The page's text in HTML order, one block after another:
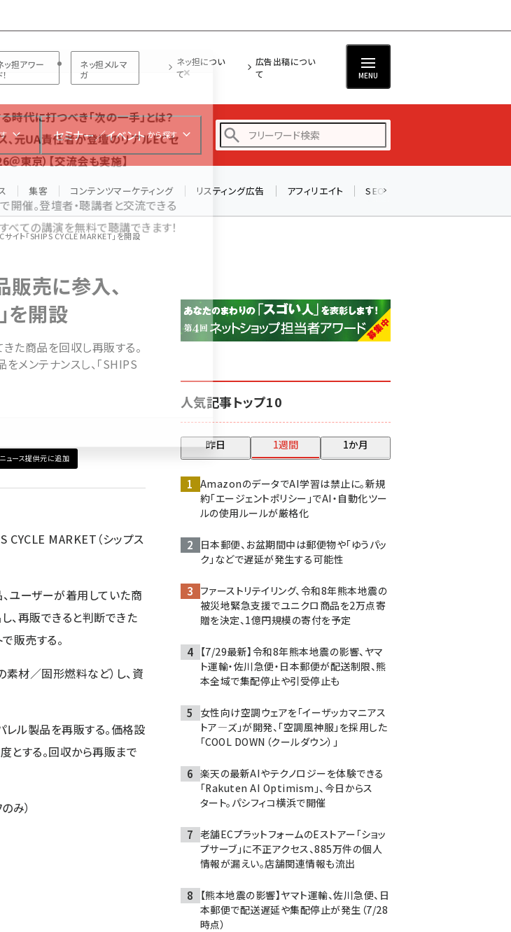
ッ担アワー
ネッ担メルマ
ガ
ネッ担につい
て
広告出稿につい
て
MENU
セミナー／イベント から探す
アスクル (1122)
base (1081)
集客 コンテンツマーケティング リスティング広告 アフィリエイト SEO
イト「SHIPS CYCLE MARKET」を開設
売に参入、
を開設
た商品を回収し再販する。
メンテナンスし、「SHIPS
ュース提供元に追加
CYCLE MARKET（シップス
ユーザーが着用していた商
、再販できると判断できた
販売する。
材／固形燃料など）し、資
レル製品を再販する。価格設
する。回収から再販まで
み）
人気記事トップ10
昨日 1週間 1か月
AmazonのデータでAI学習は禁止に。新規
約「エージェントポリシー」でAI・自動化ツー
ルの使用ルールが厳格化
日本郵便、お盆期間中は郵便物や「ゆうパッ
ク」などで遅延が発生する可能性
ファーストリテイリング、令和8年熊本地震の
被災地緊急支援でユニクロ商品を2万点寄
贈を決定、1億円規模の寄付を予定
【7/29最新】令和8年熊本地震の影響、ヤマ
ト運輸・佐川急便・日本郵便が配送制限、熊
本全域で集配停止や引受停止も
女性向け空調ウェアを「イーザッカマニアス
トア―ズ」が開発、「空調風神服」を採用した
「COOL DOWN（クールダウン）」
楽天の最新AIやテクノロジーを体験できる
「Rakuten AI Optimism」、今日からス
タート。パシフィコ横浜で開催
老舗ECプラットフォームのEストアー「ショッ
プサーブ」に不正アクセス、885万件の個人
情報が漏えい。店舗関連情報も流出
【熊本地震の影響】ヤマト運輸、佐川急便、日
本郵便で配送遅延や集配停止が発生（7/28
時点）
時代に打つべき「次の一手」とは？
、元UA責任者が登壇のリアルECセ
＠東京）【交流会も実施】
で開催。登壇者・聴講者と交流できる
べての講演を無料で聴講できます！